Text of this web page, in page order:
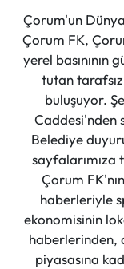
Çorum'un
Çorum FK,
yerel basınının
tutan tarafsız
buluşuyor.
Caddesi'nden
Belediye
sayfalarımıza
Çorum
haberleriyle
ekonomisinin
haberlerinden,
piyasasına